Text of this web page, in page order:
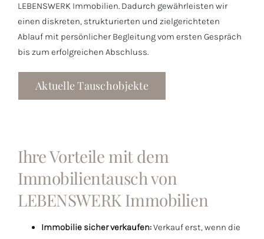
LEBENSWERK Immobilien. Dadurch gewährleisten wir
einen diskreten, strukturierten und zielgerichteten
Ablauf mit persönlicher Begleitung vom ersten Gespräch
bis zum erfolgreichen Abschluss.
Aktuelle Tauschobjekte
Ihre Vorteile mit dem
Immobilientausch von
LEBENSWERK Immobilien
Immobilie sicher verkaufen:Verkauf erst, wenn die